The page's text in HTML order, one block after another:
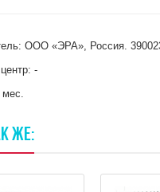
ООО «ЭРА», Россия.
-
мес.
ЖЕ: